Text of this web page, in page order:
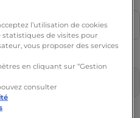
?
l’utilisation de cookies
de visites pour
vous proposer des services
en cliquant sur “Gestion
consulter